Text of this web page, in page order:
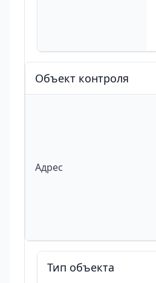
Объект контроля
Адрес
Тип объекта